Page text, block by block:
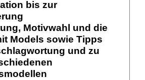
bis zur
Motivwahl und die
Models sowie Tipps
und zu